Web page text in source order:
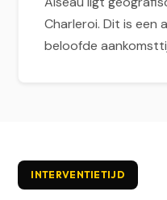
Charleroi. Dit is een
beloofde
INTERVENTIETIJD